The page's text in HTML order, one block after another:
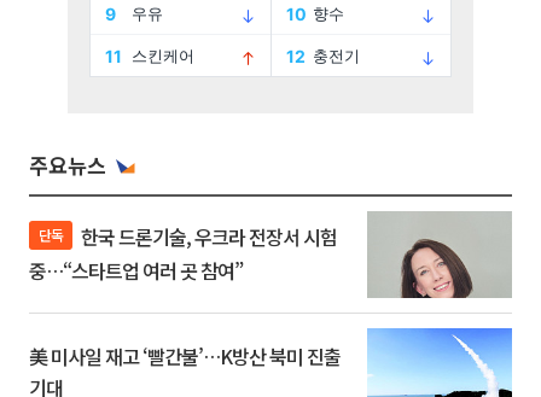
주요뉴스
단독
중…“스타트업 여러 곳 참여”
美 미사일 재고 ‘빨간불’…K방산 북미 진출
기대